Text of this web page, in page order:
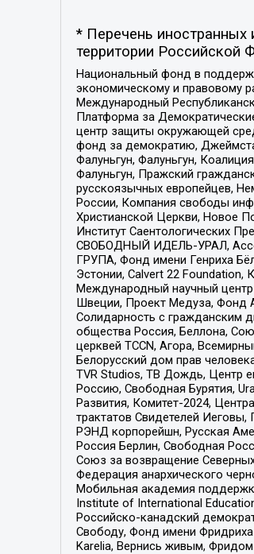
* Перечень иностранных
территории Российской
Национальный фонд в
экономическому и правовому
Международный
Платформа за
центр защиты окружающей
фонд за демократию,
Фалуньгун, Фалуньгун,
Фалуньгун, Пражский
русскоязычных европейцев,
России, Компания свободы
Христианской Церкви, Новое
Институт Саентологических
СВОБОДНЫЙ ИДЕЛЬ-УРАЛ,
ГРУПА, Фонд имени Генриха
Эстонии, Calvert 22
Международный научный центр
Швеции, Проект Медуза, Фонд
Солидарность с гражданским
общества Россия, Беллона,
церквей TCCN, Агора,
Белорусский дом прав
TVR Studios, ТВ Дождь, Центр
Россию, Свободная Бурятия,
Развития, Комитет-2024,
трактатов Свидетелей Иеговы,
РЭНД корпорейшн, Русская
Россия Берлин, Свободная
Союз за возвращение
Федерация анархического
Мобильная академия
Institute of International
Российско-канадский
Свободу, Фонд имени Фридриха
Karelia, Вернись живым,